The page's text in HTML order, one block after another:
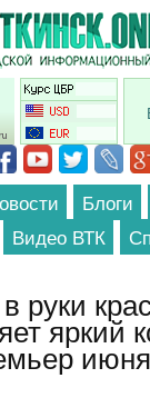
Блоги
Видео ВТК
руки
яркий
июня